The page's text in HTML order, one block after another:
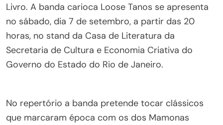
Livro. A banda carioca Loose Tanos se apresenta
no sábado, dia 7 de setembro, a partir das 20
horas, no stand da Casa de Literatura da
Secretaria de Cultura e Economia Criativa do
Governo do Estado do Rio de Janeiro.
No repertório a banda pretende tocar clássicos
que marcaram época com os dos Mamonas